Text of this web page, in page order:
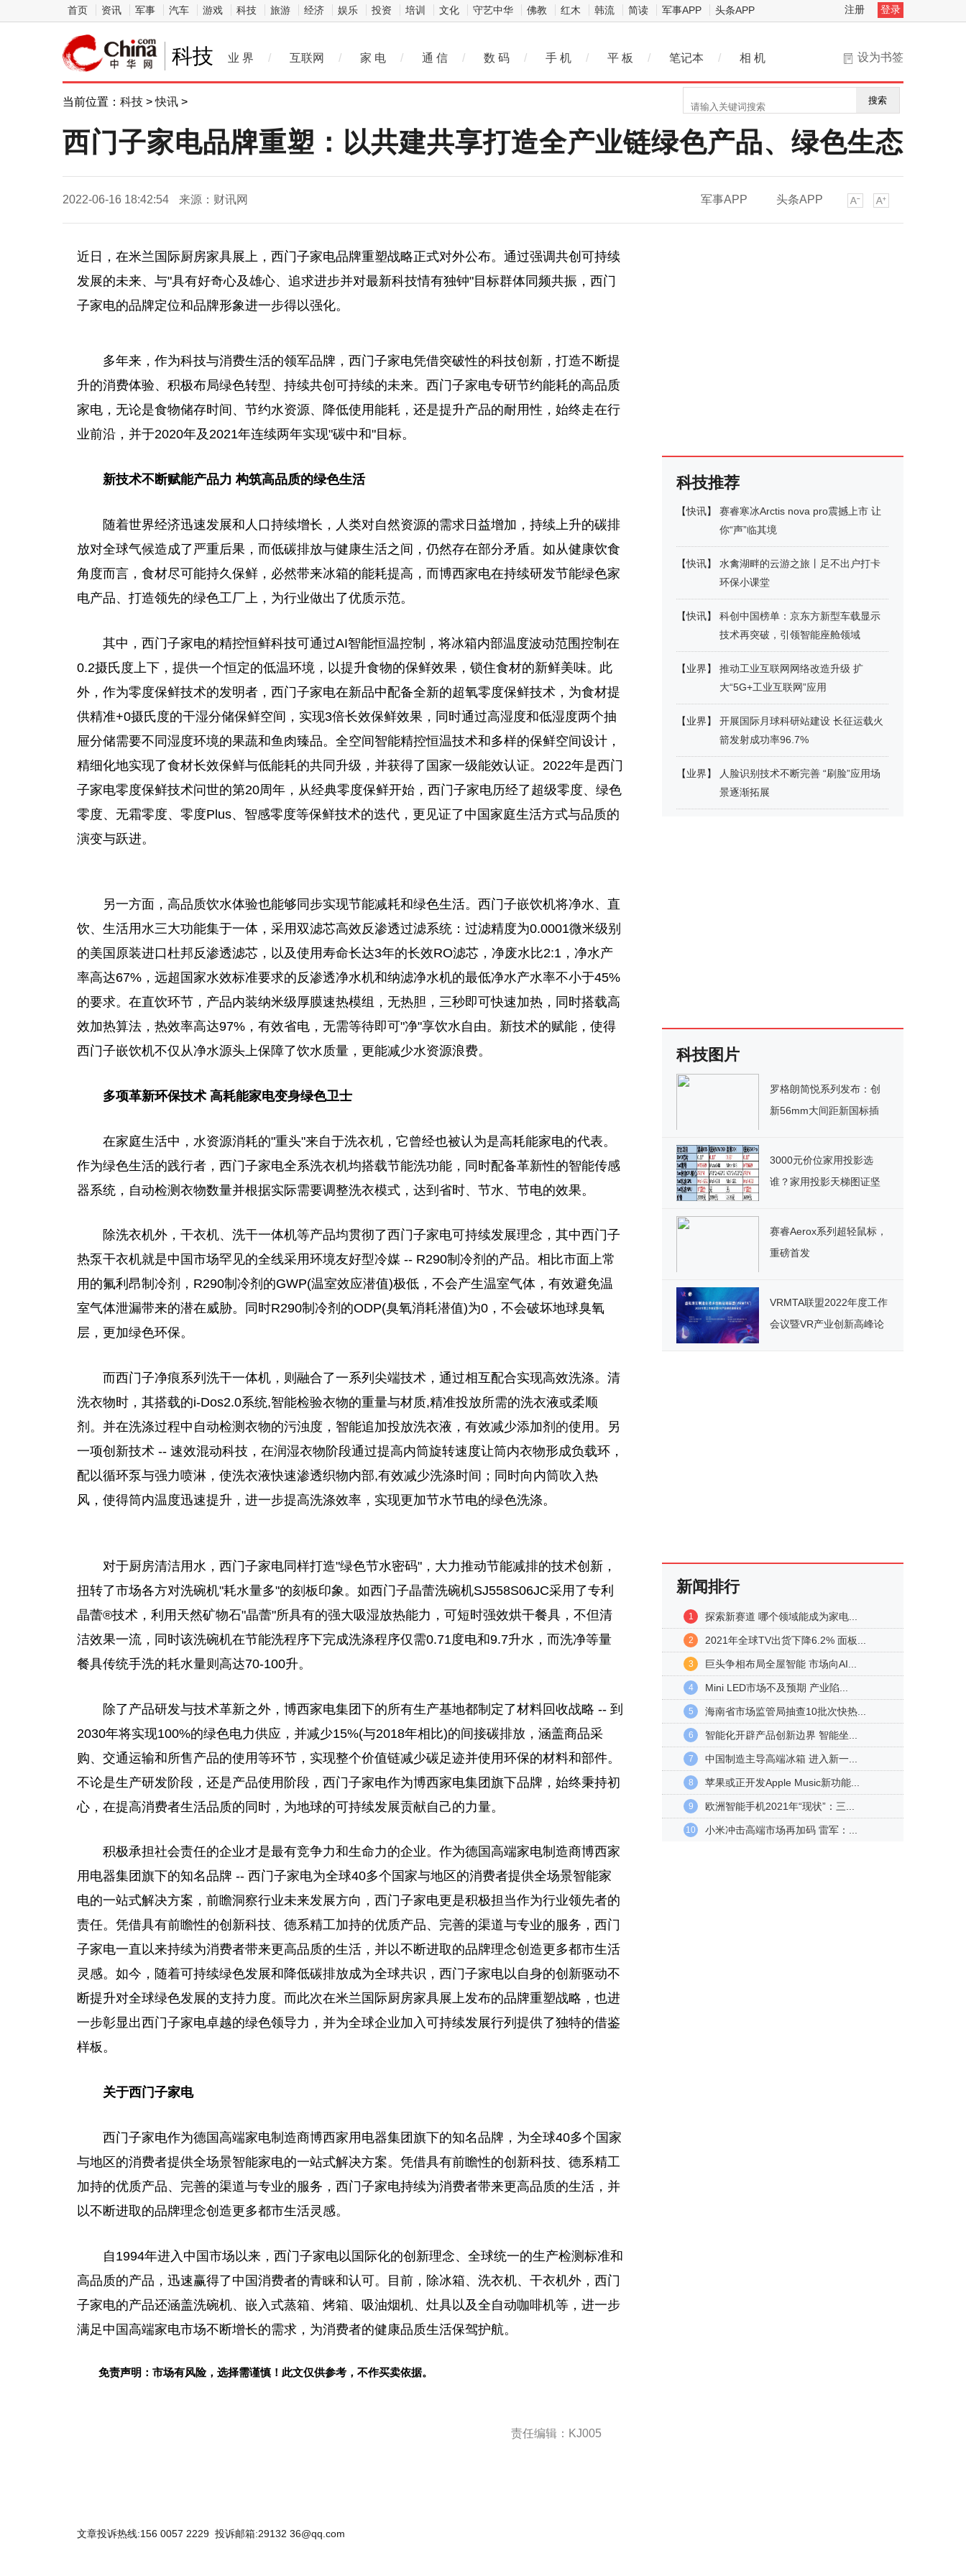
首页 资讯 军事 汽车 游戏 科技 旅游 经济 娱乐 投资 培训 文化 守艺中华 佛教 红木 韩流 简读 军事APP 头条APP 注册 登录
科技 设为书签
业 界 / 互联网 / 家 电 / 通 信 / 数 码 / 手 机 / 平 板 / 笔记本 / 相 机
当前位置： 科技 >快讯 > 搜索
西门子家电品牌重塑：以共建共享打造全产业链绿色产品、绿色生态
2022-06-16 18:42:54 来源：财讯网 军事APP 头条APP
近日，在米兰国际厨房家具展上，西门子家电品牌重塑战略正式对外公布。通过强调共创可持续
发展的未来、与"具有好奇心及雄心、追求进步并对最新科技情有独钟"目标群体同频共振，西门
子家电的品牌定位和品牌形象进一步得以强化。
多年来，作为科技与消费生活的领军品牌，西门子家电凭借突破性的科技创新，打造不断提
升的消费体验、积极布局绿色转型、持续共创可持续的未来。西门子家电专研节约能耗的高品质
家电，无论是食物储存时间、节约水资源、降低使用能耗，还是提升产品的耐用性，始终走在行
业前沿，并于2020年及2021年连续两年实现"碳中和"目标。
新技术不断赋能产品力 构筑高品质的绿色生活
随着世界经济迅速发展和人口持续增长，人类对自然资源的需求日益增加，持续上升的碳排
放对全球气候造成了严重后果，而低碳排放与健康生活之间，仍然存在部分矛盾。如从健康饮食
角度而言，食材尽可能持久保鲜，必然带来冰箱的能耗提高，而博西家电在持续研发节能绿色家
电产品、打造领先的绿色工厂上，为行业做出了优质示范。
其中，西门子家电的精控恒鲜科技可通过AI智能恒温控制，将冰箱内部温度波动范围控制在
0.2摄氏度上下，提供一个恒定的低温环境，以提升食物的保鲜效果，锁住食材的新鲜美味。此
外，作为零度保鲜技术的发明者，西门子家电在新品中配备全新的超氧零度保鲜技术，为食材提
供精准+0摄氏度的干湿分储保鲜空间，实现3倍长效保鲜效果，同时通过高湿度和低湿度两个抽
屉分储需要不同湿度环境的果蔬和鱼肉臻品。全空间智能精控恒温技术和多样的保鲜空间设计，
精细化地实现了食材长效保鲜与低能耗的共同升级，并获得了国家一级能效认证。2022年是西门
子家电零度保鲜技术问世的第20周年，从经典零度保鲜开始，西门子家电历经了超级零度、绿色
零度、无霜零度、零度Plus、智感零度等保鲜技术的迭代，更见证了中国家庭生活方式与品质的
演变与跃进。
另一方面，高品质饮水体验也能够同步实现节能减耗和绿色生活。西门子嵌饮机将净水、直
饮、生活用水三大功能集于一体，采用双滤芯高效反渗透过滤系统：过滤精度为0.0001微米级别
的美国原装进口杜邦反渗透滤芯，以及使用寿命长达3年的长效RO滤芯，净废水比2:1，净水产
率高达67%，远超国家水效标准要求的反渗透净水机和纳滤净水机的最低净水产水率不小于45%
的要求。在直饮环节，产品内装纳米级厚膜速热模组，无热胆，三秒即可快速加热，同时搭载高
效加热算法，热效率高达97%，有效省电，无需等待即可"净"享饮水自由。新技术的赋能，使得
西门子嵌饮机不仅从净水源头上保障了饮水质量，更能减少水资源浪费。
多项革新环保技术 高耗能家电变身绿色卫士
在家庭生活中，水资源消耗的"重头"来自于洗衣机，它曾经也被认为是高耗能家电的代表。
作为绿色生活的践行者，西门子家电全系洗衣机均搭载节能洗功能，同时配备革新性的智能传感
器系统，自动检测衣物数量并根据实际需要调整洗衣模式，达到省时、节水、节电的效果。
除洗衣机外，干衣机、洗干一体机等产品均贯彻了西门子家电可持续发展理念，其中西门子
热泵干衣机就是中国市场罕见的全线采用环境友好型冷媒 -- R290制冷剂的产品。相比市面上常
用的氟利昂制冷剂，R290制冷剂的GWP(温室效应潜值)极低，不会产生温室气体，有效避免温
室气体泄漏带来的潜在威胁。同时R290制冷剂的ODP(臭氧消耗潜值)为0，不会破坏地球臭氧
层，更加绿色环保。
而西门子净痕系列洗干一体机 ， 则融合了一系列尖端技术，通过相互配合实现高效洗涤。清
洗衣物时，其搭载的i-Dos2.0系统,智能检验衣物的重量与材质,精准投放所需的洗衣液或柔顺
剂。并在洗涤过程中自动检测衣物的污浊度，智能追加投放洗衣液，有效减少添加剂 的使用。另
一项创新技术 -- 速效混动科技，在润湿衣物阶段通过提高内筒旋转速度让筒内衣物形成负载环，
配以循环泵与强力喷淋，使洗衣液快速渗透织物内部,有效减少洗涤时间；同时向内筒吹入热
风，使得筒内温度迅速提升，进一步提高洗涤效率，实现更加节水节电的绿色洗涤。
对于厨房清洁用水，西门子家电同样打造"绿色节水密码"，大力推动节能减排的技术创新，
扭转了市场各方对洗碗机"耗水量多"的刻板印象。如西门子晶蕾洗碗机SJ558S06JC采用了专利
晶蕾®技术，利用天然矿物石"晶蕾"所具有的强大吸湿放热能力，可短时强效烘干餐具，不但清
洁效果一流，同时该洗碗机在节能洗程序下完成洗涤程序仅需0.71度电和9.7升水，而洗净等量
餐具传统手洗的耗水量则高达70-100升。
除了产品研发与技术革新之外，博西家电集团下的所有生产基地都制定了材料回收战略 -- 到
2030年将实现100%的绿色电力供应，并减少15%(与2018年相比)的间接碳排放，涵盖商品采
购、交通运输和所售产品的使用等环节，实现整个价值链减少碳足迹并使用环保的材料和部件。
不论是生产研发阶段，还是产品使用阶段，西门子家电作为博西家电集团旗下品牌，始终秉持初
心，在提高消费者生活品质的同时，为地球的可持续发展贡献自己的力量。
积极承担社会责任的企业才是最有竞争力和生命力的企业。作为德国高端家电制造商博西家
用电器集团旗下的知名品牌 -- 西门子家电为全球40多个国家与地区的消费者提供全场景智能家
电的一站式解决方案，前瞻洞察行业未来发展方向，西门子家电更是积极担当作为行业领先者的
责任。凭借具有前瞻性的创新科技、德系精工加持的优质产品、完善的渠道与专业的服务，西门
子家电一直以来持续为消费者带来更高品质的生活，并以不断进取的品牌理念创造更多都市生活
灵感。如今，随着可持续绿色发展和降低碳排放成为全球共识，西门子家电以自身的创新驱动不
断提升对全球绿色发展的支持力度。而此次在米兰国际厨房家具展上发布的品牌重塑战略，也进
一步彰显出西门子家电卓越的绿色领导力，并为全球企业加入可持续发展行列提供了独特的借鉴
样板。
关于西门子家电
西门子家电作为德国高端家电制造商博西家用电器集团旗下的知名品牌，为全球40多个国家
与地区的消费者提供全场景智能家电的一站式解决方案。凭借具有前瞻性的创新科技、德系精工
加持的优质产品、完善的渠道与专业的服务，西门子家电持续为消费者带来更高品质的生活，并
以不断进取的品牌理念创造更多都市生活灵感。
自1994年进入中国市场以来，西门子家电以国际化的创新理念、全球统一的生产检测标准和
高品质的产品，迅速赢得了中国消费者的青睐和认可。目前，除冰箱、洗衣机、干衣机外，西门
子家电的产品还涵盖洗碗机、嵌入式蒸箱、烤箱、吸油烟机、灶具以及全自动咖啡机等，进一步
满足中国高端家电市场不断增长的需求，为消费者的健康品质生活保驾护航。
免责声明：市场有风险，选择需谨慎！此文仅供参考，不作买卖依据。
责任编辑：KJ005
文章投诉热线:156 0057 2229 投诉邮箱:29132 36@qq.com
科技推荐
【快讯】
赛睿寒冰Arctis nova pro震撼上市 让
你“声”临其境
【快讯】
水禽湖畔的云游之旅丨足不出户打卡
环保小课堂
【快讯】
科创中国榜单：京东方新型车载显示
技术再突破，引领智能座舱领域
【业界】
推动工业互联网网络改造升级 扩
大“5G+工业互联网”应用
【业界】
开展国际月球科研站建设 长征运载火
箭发射成功率96.7%
【业界】
人脸识别技术不断完善 “刷脸”应用场
景逐渐拓展
科技图片
罗格朗简悦系列发布：创
新56mm大间距新国标插
3000元价位家用投影选
谁？家用投影天梯图证坚
赛睿Aerox系列超轻鼠标，
重磅首发
VRMTA联盟2022年度工作
会议暨VR产业创新高峰论
新闻排行
1 探索新赛道 哪个领域能成为家电...
2 2021年全球TV出货下降6.2% 面板...
3 巨头争相布局全屋智能 市场向AI...
4 Mini LED市场不及预期 产业陷...
5 海南省市场监管局抽查10批次快热...
6 智能化开辟产品创新边界 智能坐...
7 中国制造主导高端冰箱 进入新一...
8 苹果或正开发Apple Music新功能...
9 欧洲智能手机2021年“现状”：三...
10 小米冲击高端市场再加码 雷军：...